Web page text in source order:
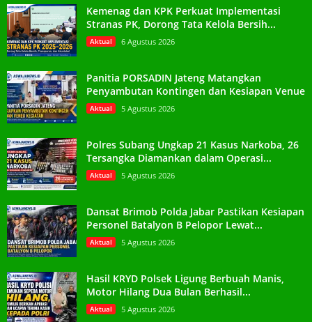
Kemenag dan KPK Perkuat Implementasi
Stranas PK, Dorong Tata Kelola Bersih...
Aktual 6 Agustus 2026
Panitia PORSADIN Jateng Matangkan
Penyambutan Kontingen dan Kesiapan Venue
Aktual 5 Agustus 2026
Polres Subang Ungkap 21 Kasus Narkoba, 26
Tersangka Diamankan dalam Operasi...
Aktual 5 Agustus 2026
Dansat Brimob Polda Jabar Pastikan Kesiapan
Personel Batalyon B Pelopor Lewat...
Aktual 5 Agustus 2026
Hasil KRYD Polsek Ligung Berbuah Manis,
Motor Hilang Dua Bulan Berhasil...
Aktual 5 Agustus 2026